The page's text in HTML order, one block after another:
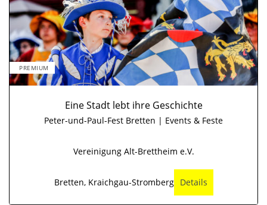
PREMIUM
Eine Stadt lebt ihre Geschichte
Peter-und-Paul-Fest Bretten | Events & Feste
Vereinigung Alt-Brettheim e.V.
Bretten, Kraichgau-Stromberg Details